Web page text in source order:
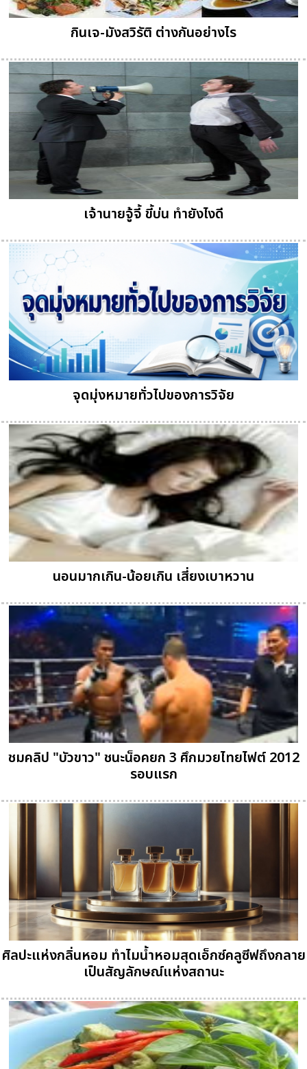
กินเจ-มังสวิรัติ ต่างกันอย่างไร
เจ้านายจู้จี้ ขี้บ่น ทำยังไงดี
จุดมุ่งหมายทั่วไปของการวิจัย
นอนมากเกิน-น้อยเกิน เสี่ยงเบาหวาน
ชมคลิป "บัวขาว" ชนะน็อคยก 3 ศึกมวยไทยไฟต์ 2012
รอบแรก
ศิลปะแห่งกลิ่นหอม ทำไมน้ำหอมสุดเอ็กซ์คลูซีฟถึงกลาย
เป็นสัญลักษณ์แห่งสถานะ